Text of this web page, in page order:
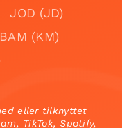
JOD (JD)
BAM (KM)
eller tilknyttet
TikTok, Spotify,